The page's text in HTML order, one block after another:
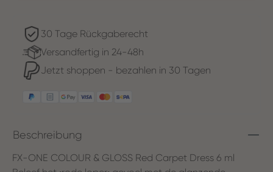
30 Tage Rückgaberecht
Versandfertig in 24-48h
Jetzt shoppen - bezahlen in 30 Tagen
Beschreibung
FX-ONE COLOUR & GLOSS Red Carpet Dress 6 ml